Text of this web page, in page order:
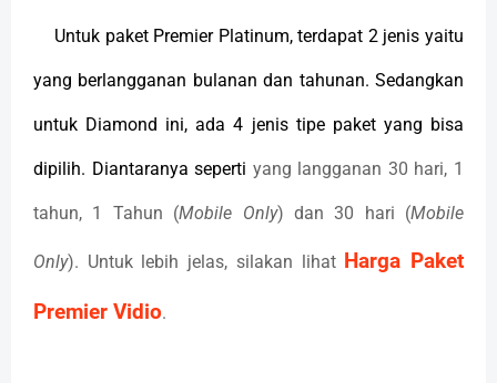
Untuk paket Premier Platinum, terdapat 2 jenis yaitu
yang berlangganan bulanan dan tahunan. Sedangkan
untuk Diamond ini, ada 4 jenis tipe paket yang bisa
dipilih. Diantaranya seperti yang langganan 30 hari, 1
tahun, 1 Tahun (Mobile Only) dan 30 hari (Mobile
Only). Untuk lebih jelas, silakan lihat Harga Paket
Premier Vidio.